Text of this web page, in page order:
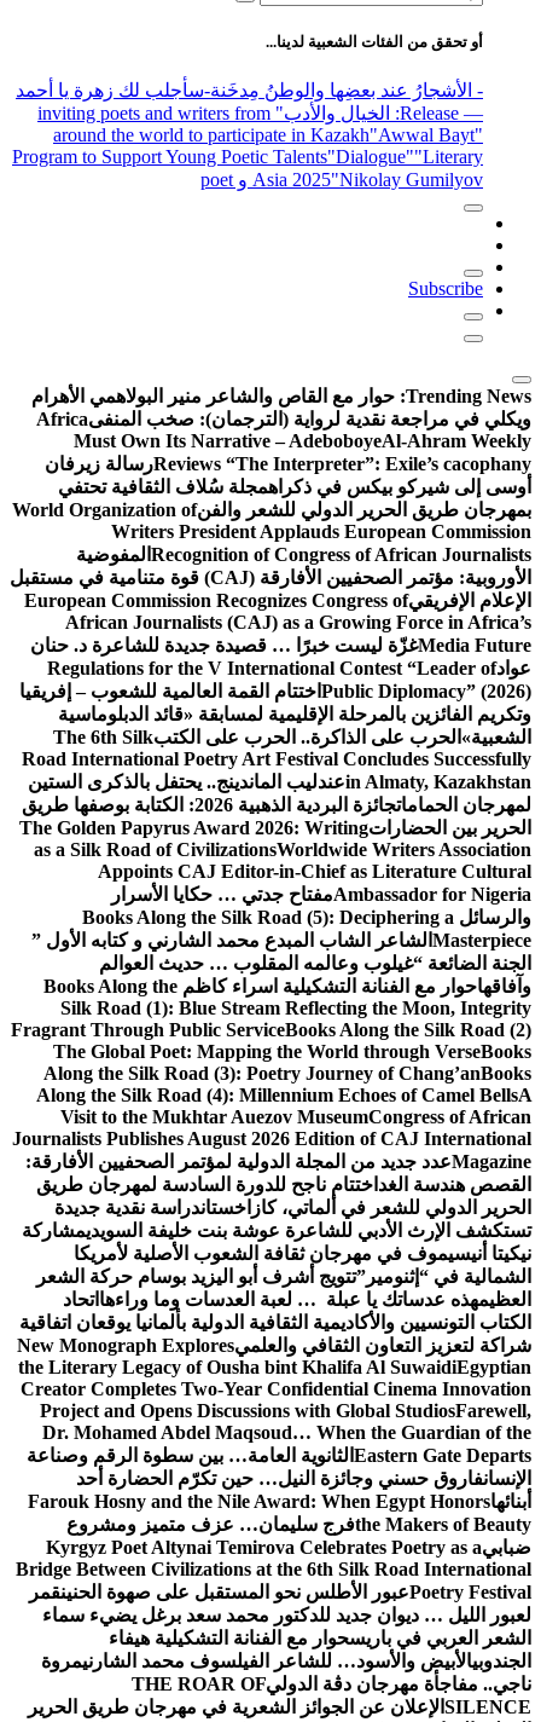
أو تحقق من الفئات الشعبية لدينا...
- الأشجارُ عند بعضِها والوطنُ مِدخَنة-سأجلب لك زهرة يا أحمد
— Release
: الخيال والأدب
" inviting poets and writers from
around the world to participate in Kazakh"Awwal Bayt"
Program to Support Young Poetic Talents"Dialogue""Literary
Asia 2025"Nikolay Gumilyov و poet
Subscribe
Trending News: حوار مع القاص والشاعر منير البولاهمي الأهرام
ويكلي في مراجعة نقدية لرواية (الترجمان): صخب المنفىAfrica
Must Own Its Narrative – AdeboboyeAl-Ahram Weekly
Reviews “The Interpreter”: Exile’s cacophanyرسالة زيرفان
أوسى إلى شيركو بيكس في ذكراهمجلة سُلاف الثقافية تحتفي
بمهرجان طريق الحرير الدولي للشعر والفنWorld Organization of
Writers President Applauds European Commission
Recognition of Congress of African Journalists المفوضية
الأوروبية: مؤتمر الصحفيين الأفارقة (CAJ) قوة متنامية في مستقبل
الإعلام الإفريقيEuropean Commission Recognizes Congress of
African Journalists (CAJ) as a Growing Force in Africa’s
Media Futureغزّة ليست خبرًا … قصيدة جديدة للشاعرة د. حنان
عوادRegulations for the V International Contest “Leader of
Public Diplomacy” (2026) اختتام القمة العالمية للشعوب – إفريقيا
وتكريم الفائزين بالمرحلة الإقليمية لمسابقة «قائد الدبلوماسية
الشعبية» الحرب على الذاكرة.. الحرب على الكتبThe 6th Silk
Road International Poetry Art Festival Concludes Successfully
in Almaty, Kazakhstanعندليب الماندينج.. يحتفل بالذكرى الستين
لمهرجان الحمامات
جائزة البردية الذهبية 2026: الكتابة بوصفها طريق
الحرير بين الحضاراتThe Golden Papyrus Award 2026: Writing
as a Silk Road of CivilizationsWorldwide Writers Association
Appoints CAJ Editor-in-Chief as Literature Cultural
Ambassador for Nigeriaمفتاح جدتي … حكايا الأسرار
والرسائل Books Along the Silk Road (5): Deciphering a
Masterpiece الشاعر الشاب المبدع محمد الشارني و كتابه الأول ”
الجنة الضائعة “غيلوب وعالمه المقلوب … حديث العوالم
وآفاقهاحوار مع الفنانة التشكيلية اسراء كاظم Books Along the
Silk Road (1): Blue Stream Reflecting the Moon, Integrity
Fragrant Through Public ServiceBooks Along the Silk Road (2)
The Global Poet: Mapping the World through VerseBooks
Along the Silk Road (3): Poetry Journey of Chang’anBooks
Along the Silk Road (4): Millennium Echoes of Camel BellsA
Visit to the Mukhtar Auezov MuseumCongress of African
Journalists Publishes August 2026 Edition of CAJ International
Magazineعدد جديد من المجلة الدولية لمؤتمر الصحفيين الأفارقة:
القصص هندسة الغد اختتام ناجح للدورة السادسة لمهرجان طريق
الحرير الدولي للشعر في ألماتي، كازاخستاندراسة نقدية جديدة
تستكشف الإرث الأدبي للشاعرة عوشة بنت خليفة السويديمشاركة
نيكيتا أنيسيموف في مهرجان ثقافة الشعوب الأصلية لأمريكا
الشمالية في “إثنومير”تتويج أشرف أبو اليزيد بوسام حركة الشعر
العظيمهذه عدساتك يا عبلة … لعبة العدسات وما وراءها اتحاد
الكتاب التونسيين والأكاديمية الثقافية الدولية بألمانيا يوقعان اتفاقية
شراكة لتعزيز التعاون الثقافي والعلميNew Monograph Explores
the Literary Legacy of Ousha bint Khalifa Al SuwaidiEgyptian
Creator Completes Two-Year Confidential Cinema Innovation
Project and Opens Discussions with Global StudiosFarewell,
Dr. Mohamed Abdel Maqsoud… When the Guardian of the
Eastern Gate Departs الثانوية العامة… بين سطوة الرقم وصناعة
الإنسانفاروق حسني وجائزة النيل… حين تكرّم الحضارة أحد
أبنائهاFarouk Hosny and the Nile Award: When Egypt Honors
the Makers of Beautyفرج سليمان… عزف متميز ومشروع
ضبابيKyrgyz Poet Altynai Temirova Celebrates Poetry as a
Bridge Between Civilizations at the 6th Silk Road International
Poetry Festivalعبور الأطلس نحو المستقبل على صهوة الحنينقمر
لعبور الليل … ديوان جديد للدكتور محمد سعد برغل يضيء سماء
الشعر العربي في باريسحوار مع الفنانة التشكيلية هيفاء
الجندوبيالأبيض والأسود… للشاعر الفيلسوف محمد الشارنيمروة
ناجي.. مفاجأة مهرجان دڨة الدوليTHE ROAR OF
SILENCE الإعلان عن الجوائز الشعرية في مهرجان طريق الحرير